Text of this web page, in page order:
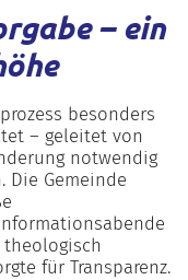
– ein
besonders
– geleitet von
notwendig
Die Gemeinde
für Transparenz.